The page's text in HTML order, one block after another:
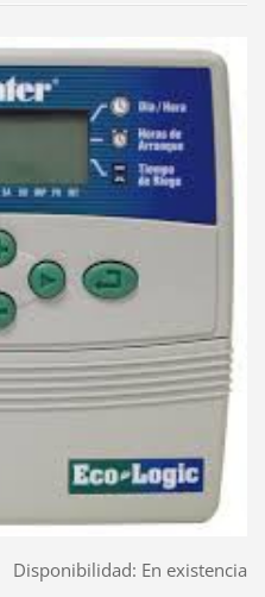
Disponibilidad: En existencia